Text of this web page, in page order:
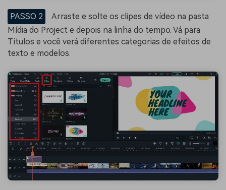
PASSO 2
Arraste e solte os clipes de vídeo na pasta
Mídia do Project e depois na linha do tempo. Vá para
Títulos e você verá diferentes categorias de efeitos de
texto e modelos.